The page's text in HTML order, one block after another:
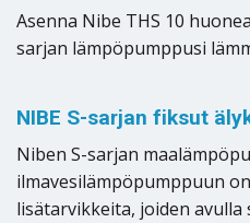
Asenna Nibe THS 10
sarjan lämpöpumppusi
NIBE S-sarjan fiksut
Niben S-sarjan
ilmavesilämpöpumppuun
lisätarvikkeita, joiden